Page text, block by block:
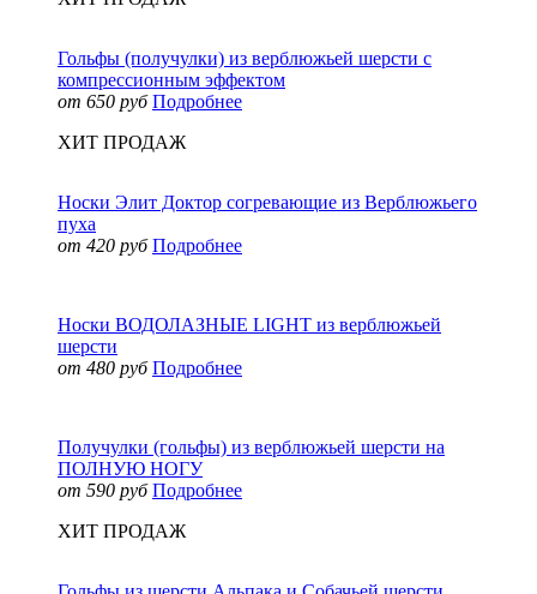
Гольфы (получулки) из верблюжьей шерсти с
компрессионным эффектом
от 650 руб Подробнее
ХИТ ПРОДАЖ
Носки Элит Доктор согревающие из Верблюжьего
пуха
от 420 руб Подробнее
Носки ВОДОЛАЗНЫЕ LIGHT из верблюжьей
шерсти
от 480 руб Подробнее
Получулки (гольфы) из верблюжьей шерсти на
ПОЛНУЮ НОГУ
от 590 руб Подробнее
ХИТ ПРОДАЖ